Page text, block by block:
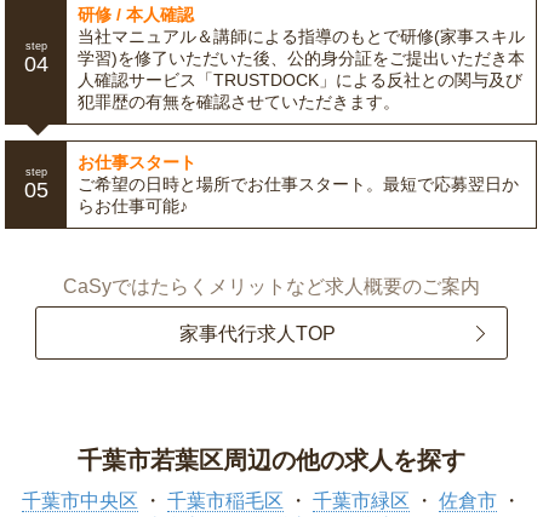
step
04
研修 / 本人確認
当社マニュアル＆講師による指導のもとで研修(家事スキル
学習)を修了いただいた後、公的身分証をご提出いただき本
人確認サービス「TRUSTDOCK」による反社との関与及び
犯罪歴の有無を確認させていただきます。
step
05
お仕事スタート
ご希望の日時と場所でお仕事スタート。最短で応募翌日か
らお仕事可能♪
CaSyではたらくメリットなど求人概要のご案内
家事代行求人TOP
千葉市若葉区周辺の他の求人を探す
千葉市中央区 千葉市稲毛区 千葉市緑区
佐倉市